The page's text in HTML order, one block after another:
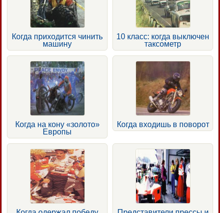
Когда приходится чинить
машину
10 класс: когда выключен
таксометр
Когда на кону «золото»
Европы
Когда входишь в поворот